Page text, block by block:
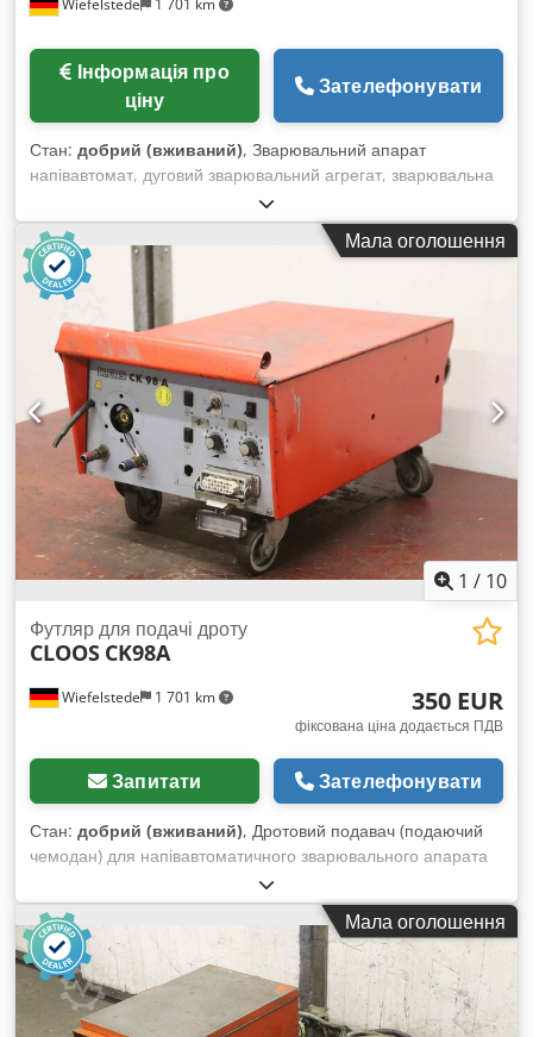
Wiefelstede 1 701 km
ціну
Зателефонувати
Стан: добрий (вживаний), Зварювальний апарат
напівавтомат, дуговий зварювальний агрегат, зварювальна
установка MIG/MAG Dkedpox Hgunefx Ahusr - Виробник:
CLOOS, зварювальний напівавтомат Qintron з водяним
охолодженням - Модель: Qintron 400 - Макс. зварювальний
струм: 400 А - Водяне охолодження - Дротовий подавач:
Cloos FC 100E-KIT, 4-роликовий привід - Комплектація:
включає кабель маси, газову арматуру, рукавний пакет (див.
фото) - Розміри: 1100/700/В1240 мм - Вага: 181 кг
Мала оголошення
1 / 10
Wiefelstede 1 701 km
Футляр для подачі дроту
CLOOS CK98A
350 EUR
фіксована ціна додається ПДВ
Запитати Зателефонувати
Стан: добрий (вживаний), Дротовий подавач (подаючий
чемодан) для напівавтоматичного зварювального апарата
(апарат для зварювання у захисному газі), дротовий
подавач, пристрій подачі дроту - Виробник: CLOOS, водяне
охолодження - Модель: ICK98A Dodpfowrrp Uox Ahuekr -
Габарити: 660/390/H350 мм - Вага: 23 кг
Мала оголошення